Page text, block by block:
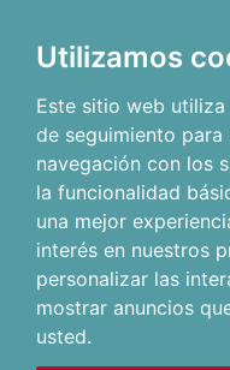
Utilizamos
Este sitio web
de seguimiento
navegación con los
la funcionalidad
una mejor
interés en nuestros
personalizar las
mostrar anuncios
usted.